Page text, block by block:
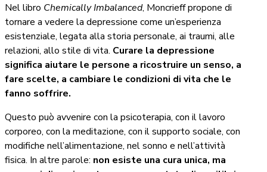
Nel libro Chemically Imbalanced, Moncrieff propone di
tornare a vedere la depressione come un’esperienza
esistenziale, legata alla storia personale, ai traumi, alle
relazioni, allo stile di vita. Curare la depressione
significa aiutare le persone a ricostruire un senso, a
fare scelte, a cambiare le condizioni di vita che le
fanno soffrire.
Questo può avvenire con la psicoterapia, con il lavoro
corporeo, con la meditazione, con il supporto sociale, con
modifiche nell’alimentazione, nel sonno e nell’attività
fisica. In altre parole: non esiste una cura unica, ma